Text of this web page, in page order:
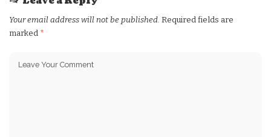
Your email address will not be published. Required fields are
marked *